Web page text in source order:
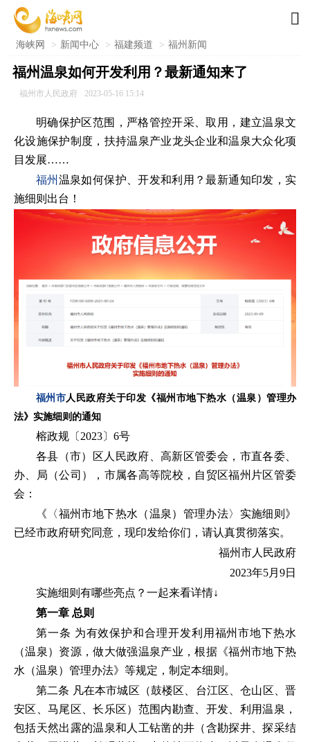

海峡网 > 新闻中心 > 福建频道 > 福州新闻
福州温泉如何开发利用？最新通知来了
福州市人民政府 2023-05-16 15:14
明确保护区范围，严格管控开采、取用，建立温泉文
化设施保护制度，扶持温泉产业龙头企业和温泉大众化项
目发展……
福州 温泉如何保护、开发和利用？最新通知印发，实
施细则出台！
福州市人民政府关于印发《福州市地下热水（温泉）管理办
法》实施细则的通知
榕政规〔2023〕6号
各县（市）区人民政府、高新区管委会，市直各委、
办、局（公司），市属各高等院校，自贸区福州片区管委
会：
《〈福州市地下热水（温泉）管理办法〉实施细则》
已经市政府研究同意，现印发给你们，请认真贯彻落实。
福州市人民政府
2023年5月9日
实施细则有哪些亮点？一起来看详情↓
第一章 总则
第一条 为有效保护和合理开发利用福州市地下热水
（温泉）资源，做大做强温泉产业，根据《福州市地下热
水（温泉）管理办法》等规定，制定本细则。
第二条 凡在本市城区（鼓楼区、台江区、仓山区、晋
安区、马尾区、长乐区）范围内勘查、开发、利用温泉，
包括天然出露的温泉和人工钻凿的井（含勘探井、探采结